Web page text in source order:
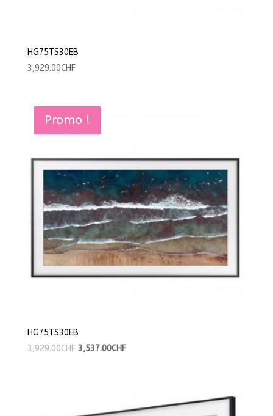
HG75TS30EB
3,929.00CHF
Promo !
HG75TS30EB
3,929.00CHF 3,537.00CHF